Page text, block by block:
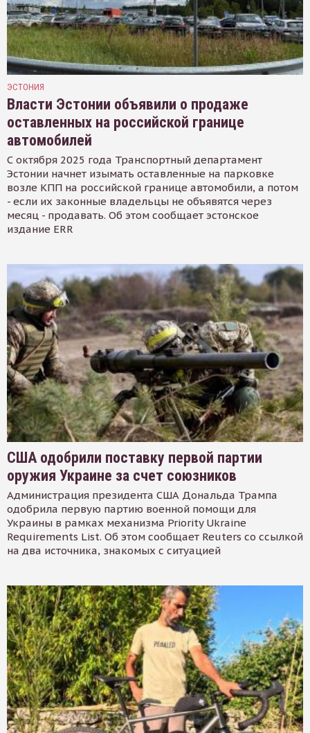
ЭСТОНИЯ
Власти Эстонии объявили о продаже
оставленных на российской границе
автомобилей
С октября 2025 года Транспортный департамент
Эстонии начнет изымать оставленные на парковке
возле КПП на российской границе автомобили, а потом
- если их законные владельцы не объявятся через
месяц - продавать. Об этом сообщает эстонское
издание ERR
США одобрили поставку первой партии
оружия Украине за счет союзников
Администрация президента США Дональда Трампа
одобрила первую партию военной помощи для
Украины в рамках механизма Priority Ukraine
Requirements List. Об этом сообщает Reuters со ссылкой
на два источника, знакомых с ситуацией